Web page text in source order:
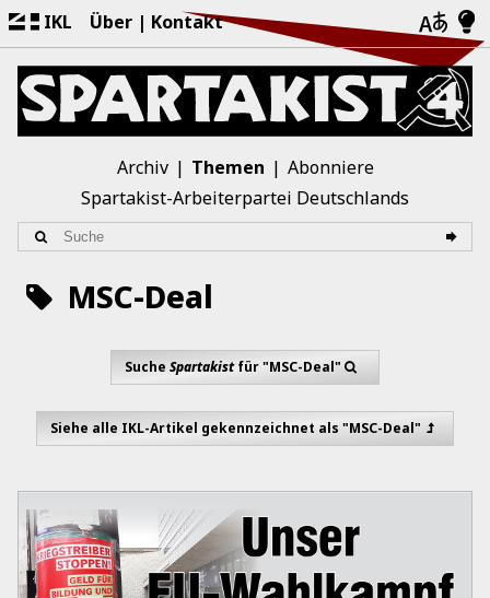
IKL Über Kontakt
Archiv Themen
Abonniere
Spartakist-Arbeiterpartei Deutschlands
MSC-Deal
Suche Spartakistfür "MSC-Deal"
Siehe alle IKL-Artikel gekennzeichnet als "MSC-Deal"